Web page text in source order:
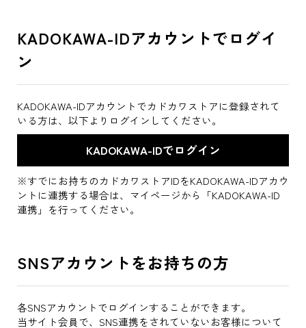
KADOKAWA-IDアカウントでログイ
ン
KADOKAWA-IDアカウントでカドカワストアに登録されて
いる方は、以下よりログインしてください。
※すでにお持ちのカドカワストアIDをKADOKAWA-IDアカウ
ントに連携する場合は、マイページから「KADOKAWA-ID
連携」を行ってください。
SNSアカウントをお持ちの方
各SNSアカウントでログインすることができます。
当サイト会員で、SNS連携をされていないお客様について